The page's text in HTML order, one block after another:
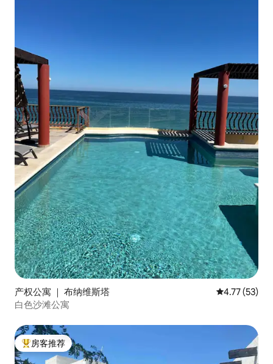
产权公寓 ｜ 布纳维斯塔 平均评分
4.77 (53)
白色沙滩公寓
热门「房客推荐」
房客推荐